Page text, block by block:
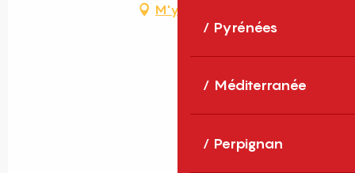
Pyrénées
Méditerranée
Perpignan
M'y rendre